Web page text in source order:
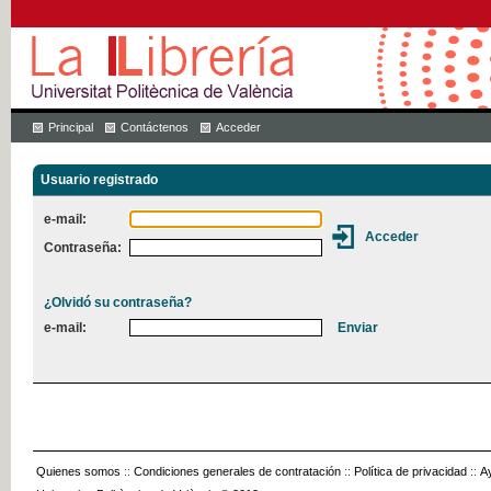
Principal Contáctenos Acceder
Usuario registrado
e-mail:
Contraseña:
¿Olvidó su contraseña?
e-mail:
Quienes somos :: Condiciones generales de contratación :: Política de privacidad ::